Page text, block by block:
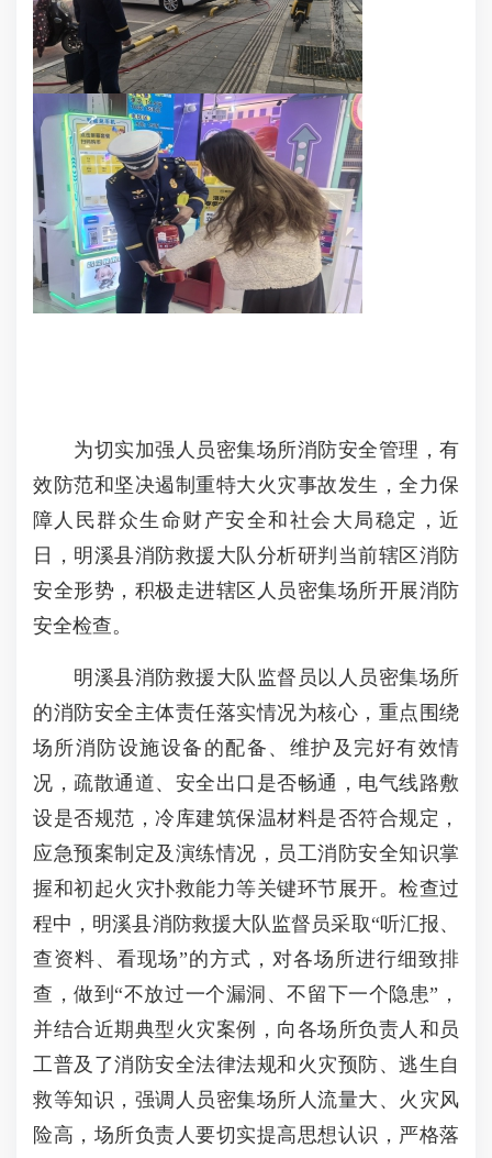
为切实加强人员密集场所消防安全管理，有
效防范和坚决遏制重特大火灾事故发生，全力保
障人民群众生命财产安全和社会大局稳定，近
日，明溪县消防救援大队分析研判当前辖区消防
安全形势，积极走进辖区人员密集场所开展消防
安全检查。
明溪县消防救援大队监督员以人员密集场所
的消防安全主体责任落实情况为核心，重点围绕
场所消防设施设备的配备、维护及完好有效情
况，疏散通道、安全出口是否畅通，电气线路敷
设是否规范，冷库建筑保温材料是否符合规定，
应急预案制定及演练情况，员工消防安全知识掌
握和初起火灾扑救能力等关键环节展开。检查过
程中，明溪县消防救援大队监督员采取“听汇报、
查资料、看现场”的方式，对各场所进行细致排
查，做到“不放过一个漏洞、不留下一个隐患”，
并结合近期典型火灾案例，向各场所负责人和员
工普及了消防安全法律法规和火灾预防、逃生自
救等知识，强调人员密集场所人流量大、火灾风
险高，场所负责人要切实提高思想认识，严格落